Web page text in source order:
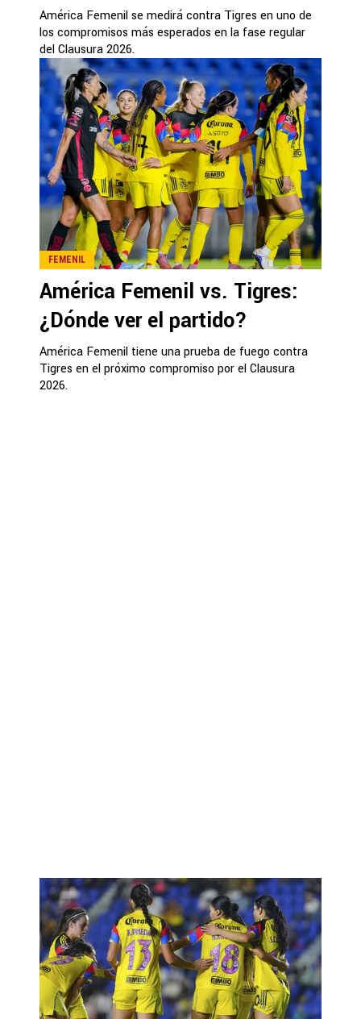
América Femenil se medirá contra Tigres en uno de
los compromisos más esperados en la fase regular
del Clausura 2026.
FEMENIL
América Femenil vs. Tigres:
¿Dónde ver el partido?
América Femenil tiene una prueba de fuego contra
Tigres en el próximo compromiso por el Clausura
2026.